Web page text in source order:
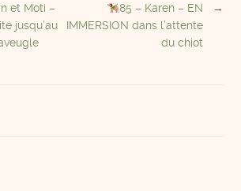
85 – Karen – EN
IMMERSION dans l’attente
du chiot
→
et Moti –
jusqu’au